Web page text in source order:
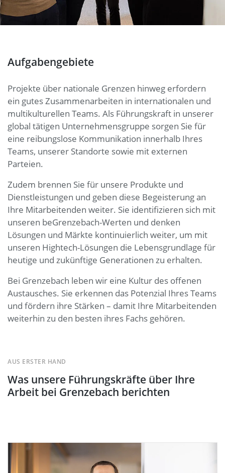
Aufgabengebiete
Projekte über nationale Grenzen hinweg erfordern
ein gutes Zusammenarbeiten in internationalen und
multikulturellen Teams. Als Führungskraft in unserer
global tätigen Unternehmensgruppe sorgen Sie für
eine reibungslose Kommunikation innerhalb Ihres
Teams, unserer Standorte sowie mit externen
Parteien.
Zudem brennen Sie für unsere Produkte und
Dienstleistungen und geben diese Begeisterung an
Ihre Mitarbeitenden weiter. Sie identifizieren sich mit
unseren beGrenzebach-Werten und denken
Lösungen und Märkte kontinuierlich weiter, um mit
unseren Hightech-Lösungen die Lebensgrundlage für
heutige und zukünftige Generationen zu erhalten.
Bei Grenzebach leben wir eine Kultur des offenen
Austausches. Sie erkennen das Potenzial Ihres Teams
und fördern ihre Stärken – damit Ihre Mitarbeitenden
weiterhin zu den besten ihres Fachs gehören.
Was unsere Führungskräfte über Ihre
Arbeit bei Grenzebach berichten
AUS ERSTER HAND